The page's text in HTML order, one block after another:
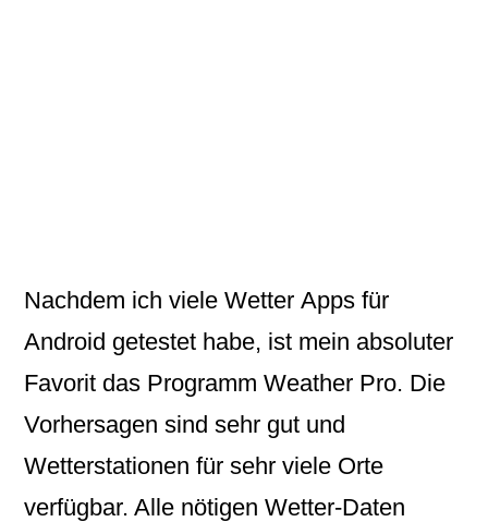
Nachdem ich vieleWetter Apps für
Android getestet habe, ist mein absoluter
Favorit das ProgrammWeather Pro. Die
Vorhersagen sind sehr gut und
Wetterstationen für sehr viele Orte
verfügbar. Alle nötigen Wetter-Daten